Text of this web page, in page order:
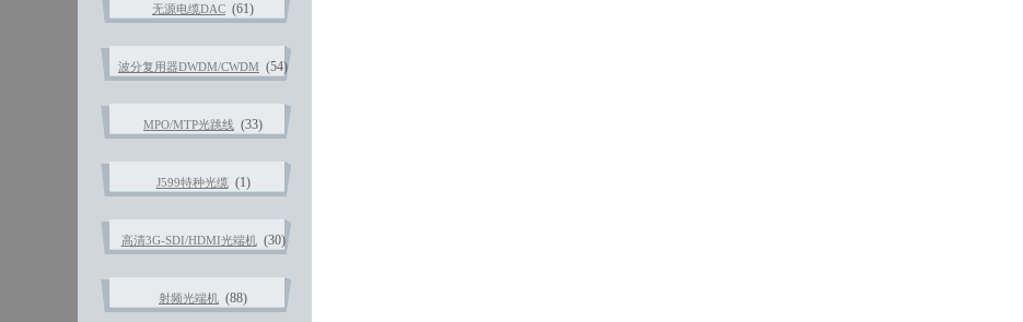
无源电缆DAC (61)
波分复用器DWDM/CWDM (54)
MPO/MTP光跳线 (33)
J599特种光缆(1)
高清3G-SDI/HDMI光端机(30)
射频光端机 (88)